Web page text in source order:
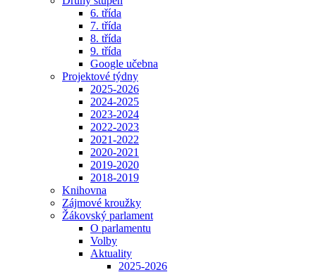
6. třída
7. třída
8. třída
9. třída
Google učebna
Projektové týdny
2025-2026
2024-2025
2023-2024
2022-2023
2021-2022
2020-2021
2019-2020
2018-2019
Knihovna
Zájmové kroužky
Žákovský parlament
O parlamentu
Volby
Aktuality
2025-2026